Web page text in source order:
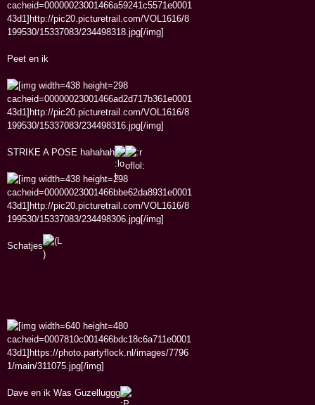
Peet en ik
STRIKE A POSE hahahah
Schatjes
Dave en ik Was Guzelluggg